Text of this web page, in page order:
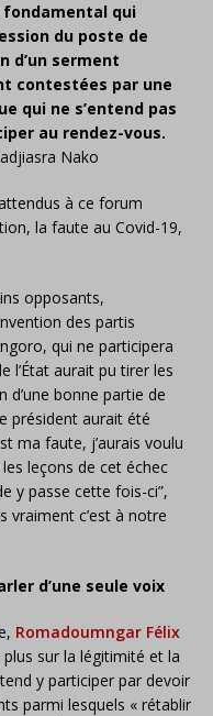
qui
du poste de
d’un serment
contestées par une
qui ne s’entend pas
au rendez-vous.
Nako
à ce forum
la faute au Covid-19,
opposants,
des partis
qui ne participera
l’État aurait pu tirer les
d’une bonne partie de
président aurait été
ma faute, j’aurais voulu
leçons de cet échec
y passe cette fois-ci”,
vraiment c’est à notre
d’une seule voix
Romadoumngar Félix
plus sur la légitimité et la
y participer par devoir
parmi lesquels « rétablir